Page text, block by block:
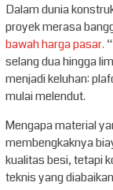
Dalam dunia
proyek merasa
bawah harga pasar.
selang dua hingga
menjadi keluhan:
mulai melendut.
Mengapa material
membengkaknya
kualitas besi, tetapi
teknis yang